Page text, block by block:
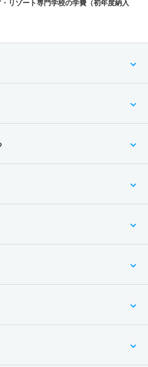
リゾート専門学校の学費（初年度納入